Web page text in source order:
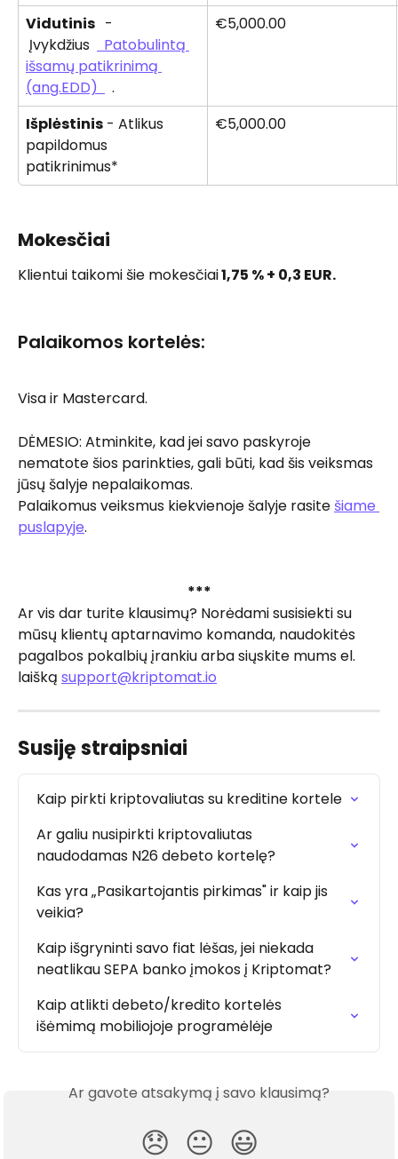
Vidutinis
  -
Įvykdžius
  Patobulintą
išsamų patikrinimą
(ang.EDD)
  .
€5,000.00
Išplėstinis - Atlikus
papildomus
patikrinimus*
€5,000.00
Mokesčiai
Klientui taikomi šie mokesčiai 1,75 % + 0,3 EUR.
Palaikomos kortelės:
Visa ir Mastercard.
DĖMESIO: Atminkite, kad jei savo paskyroje
nematote šios parinkties, gali būti, kad šis veiksmas
jūsų šalyje nepalaikomas.
Palaikomus veiksmus kiekvienoje šalyje rasite šiame
puslapyje.
***
Ar vis dar turite klausimų? Norėdami susisiekti su
mūsų klientų aptarnavimo komanda, naudokitės
pagalbos pokalbių įrankiu arba siųskite mums el.
laišką support@kriptomat.io
Susiję straipsniai
Kaip pirkti kriptovaliutas su kreditine kortele
Ar galiu nusipirkti kriptovaliutas
naudodamas N26 debeto kortelę?
Kas yra „Pasikartojantis pirkimas" ir kaip jis
veikia?
Kaip išgryninti savo fiat lėšas, jei niekada
neatlikau SEPA banko įmokos į Kriptomat?
Kaip atlikti debeto/kredito kortelės
išėmimą mobiliojoje programėlėje
Ar gavote atsakymą į savo klausimą?
😞 😐 😃